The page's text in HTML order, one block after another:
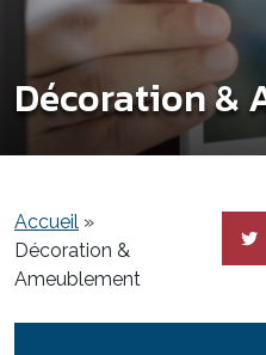
Décoration &
Accueil »
Décoration &
Ameublement